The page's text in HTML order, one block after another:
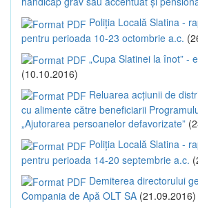
Poliția Locală Slatina -
pentru perioada 10-23 octombrie a.c.
„Cupa Slatinei la înot” -
(10.10.2016)
Reluarea acțiunii de
cu alimente către beneficiarii
„Ajutorarea persoanelor defavorizate”
Poliția Locală Slatina -
pentru perioada 14-20 septembrie a.c.
Demiterea directorului
Compania de Apă OLT SA (21.09.2016)